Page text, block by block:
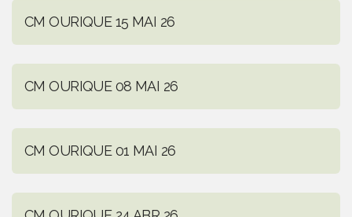
CM OURIQUE 15 MAI 26
CM OURIQUE 08 MAI 26
CM OURIQUE 01 MAI 26